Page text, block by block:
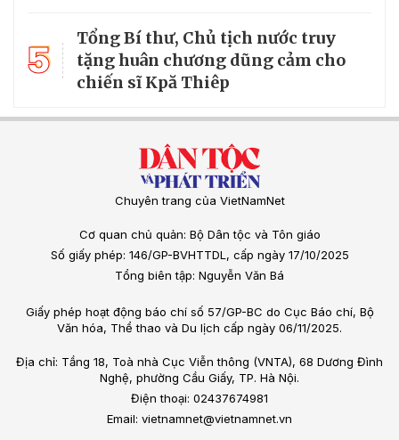
5
Tổng Bí thư, Chủ tịch nước truy
tặng huân chương dũng cảm cho
chiến sĩ Kpă Thiêp
Chuyên trang của VietNamNet
Cơ quan chủ quản: Bộ Dân tộc và Tôn giáo
Số giấy phép: 146/GP-BVHTTDL, cấp ngày 17/10/2025
Tổng biên tập: Nguyễn Văn Bá
Giấy phép hoạt động báo chí số 57/GP-BC do Cục Báo chí, Bộ
Văn hóa, Thể thao và Du lịch cấp ngày 06/11/2025.
Địa chỉ: Tầng 18, Toà nhà Cục Viễn thông (VNTA), 68 Dương Đình
Nghệ, phường Cầu Giấy, TP. Hà Nội.
Điện thoại: 02437674981
Email: vietnamnet@vietnamnet.vn